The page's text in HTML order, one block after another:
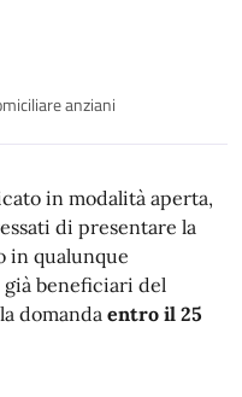
anziani
in modalità aperta,
di presentare la
in qualunque
già beneficiari del
domanda entro il 25